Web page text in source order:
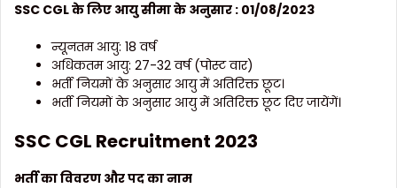
SSC CGL के लिए आयु सीमा के अनुसार : 01/08/2023
न्यूनतम आयु: 18 वर्ष
अधिकतम आयु: 27-32 वर्ष (पोस्ट वार)
भर्ती नियमों के अनुसार आयु में अतिरिक्त छूट।
भर्ती नियमों के अनुसार आयु में अतिरिक्त छूट दिए जायेंगें।
SSC CGL Recruitment 2023
भर्ती का विवरण और पद का नाम